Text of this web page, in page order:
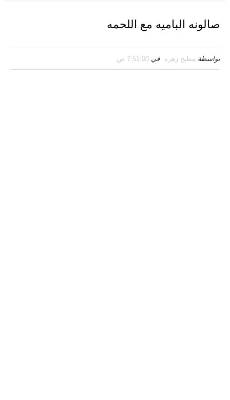
صالونه الباميه مع اللحمه
بواسطة مطبخ زهره في 7:51:00 ص